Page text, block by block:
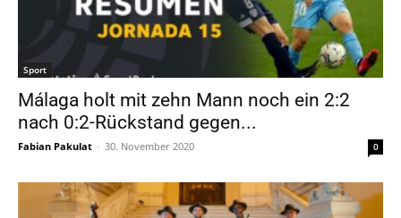
Sport
Málaga holt mit zehn Mann noch ein 2:2
nach 0:2-Rückstand gegen...
Fabian Pakulat - 30. November 2020 0